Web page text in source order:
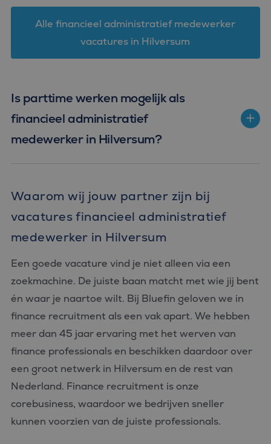
Alle financieel administratief medewerker
vacatures in Hilversum
Is parttime werken mogelijk als
financieel administratief
medewerker in Hilversum?
Waarom wij jouw partner zijn bij
vacatures financieel administratief
medewerker in Hilversum
Een goede vacature vind je niet alleen via een
zoekmachine. De juiste baan matcht met wie jij bent
én waar je naartoe wilt. Bij Bluefin geloven we in
finance recruitment als een vak apart. We hebben
meer dan 45 jaar ervaring met het werven van
finance professionals en beschikken daardoor over
een groot netwerk in Hilversum en de rest van
Nederland. Finance recruitment is onze
corebusiness, waardoor we bedrijven sneller
kunnen voorzien van de juiste professionals.